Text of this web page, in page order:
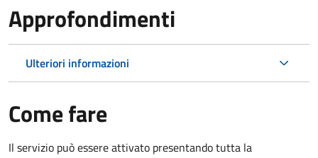
Approfondimenti
Ulteriori informazioni
Come fare
Il servizio può essere attivato presentando tutta la